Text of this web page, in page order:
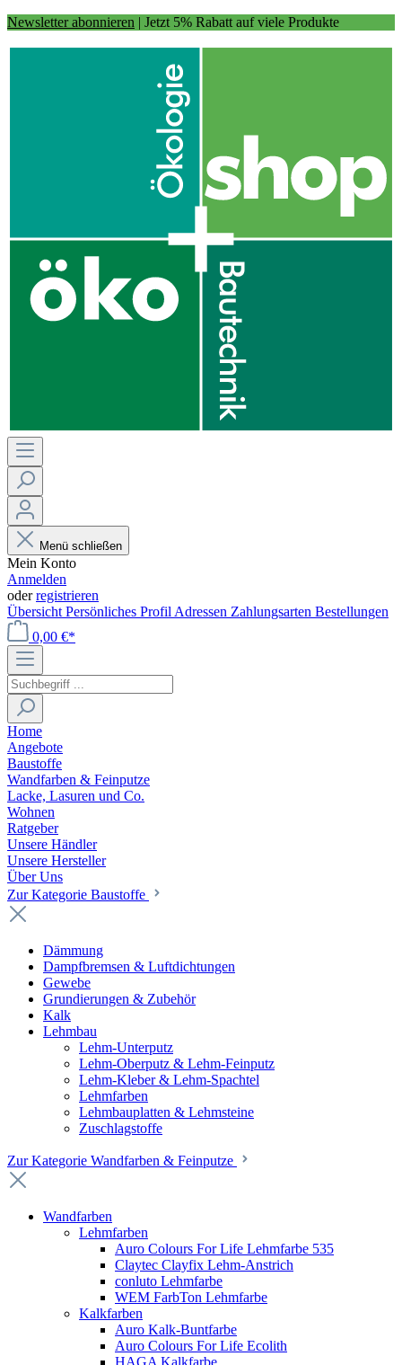
Newsletter abonnieren | Jetzt 5% Rabatt auf viele Produkte
Menü schließen
Mein Konto
Anmelden
oderregistrieren
Übersicht Persönliches Profil Adressen Zahlungsarten Bestellungen
0,00 €*
Home
Angebote
Baustoffe
Wandfarben & Feinputze
Lacke, Lasuren und Co.
Wohnen
Ratgeber
Unsere Händler
Unsere Hersteller
Über Uns
Zur Kategorie Baustoffe
Dämmung
Dampfbremsen & Luftdichtungen
Gewebe
Grundierungen & Zubehör
Kalk
Lehmbau
Lehm-Unterputz
Lehm-Oberputz & Lehm-Feinputz
Lehm-Kleber & Lehm-Spachtel
Lehmfarben
Lehmbauplatten & Lehmsteine
Zuschlagstoffe
Zur Kategorie Wandfarben & Feinputze
Wandfarben
Lehmfarben
Auro Colours For Life Lehmfarbe 535
Claytec Clayfix Lehm-Anstrich
conluto Lehmfarbe
WEM FarbTon Lehmfarbe
Kalkfarben
Auro Kalk-Buntfarbe
Auro Colours For Life Ecolith
HAGA Kalkfarbe